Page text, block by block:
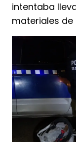
intentaba
materiales